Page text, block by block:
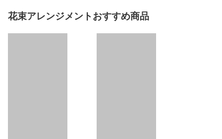
花束アレンジメントおすすめ商品